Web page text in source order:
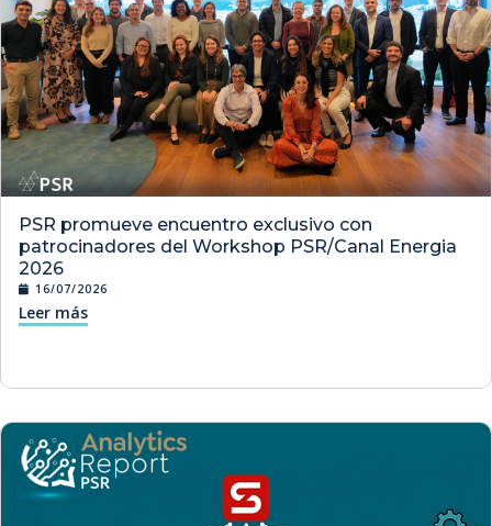
PSR promueve encuentro exclusivo con
patrocinadores del Workshop PSR/Canal Energia
2026
16/07/2026
Leer más